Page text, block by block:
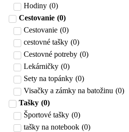
Hodiny (0)
Cestovanie (0)
Cestovanie (0)
cestovné tašky (0)
Cestovné potreby (0)
Lekárničky (0)
Sety na topánky (0)
Visačky a zámky na batožinu (0)
Tašky (0)
Športové tašky (0)
tašky na notebook (0)